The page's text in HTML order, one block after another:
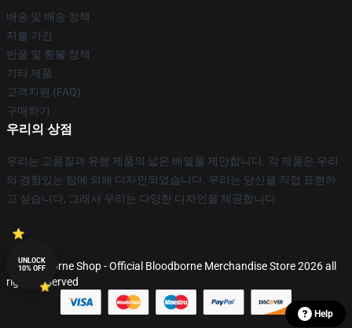
배송 및 배송 정책
지불 기간
반품 및 환불 정책
기타 제품
고객지원 (FAQ)
구매하기
우리의 상점
우리는 고품질과 유행 제품의 넓은 배열을 제안합니다. 각 제품은 우리
의 경험있는 팀에 의해 디자인되었습니다. 우리는 당신을 직접 표현하
고 싶습니다, 그래서 우리는 다양한 디자인을 제공합니다.
© Bloodborne Shop - Official Bloodborne Merchandise Store 2026 all
rights reserved
Help
UNLOCK
10% OFF